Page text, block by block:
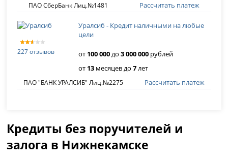
ПАО СберБанк Лиц.№1481 Рассчитать платеж
227 отзывов
Уралсиб - Кредит наличными на любые
цели
от 100 000до3 000 000 рублей
от 13 месяцев до7лет
ПАО "БАНК УРАЛСИБ" Лиц.№2275 Рассчитать платеж
Кредиты без поручителей и
залога в Нижнекамске